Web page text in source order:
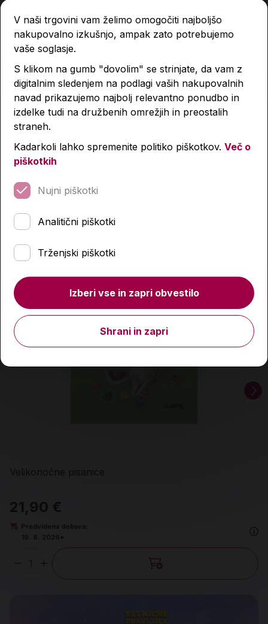
Tina in medvedja moč
18,95 €
Izdelka trenutno ni na zalogi.
Podobni izdelki
Velikonočne pisanice
21,90 €
Predvidena dobava:
19. 8. 2026*
Količina
V naši trgovini vam želimo omogočiti najboljšo
nakupovalno izkušnjo, ampak zato potrebujemo
vaše soglasje.
S klikom na gumb "dovolim" se strinjate, da vam z
digitalnim sledenjem na podlagi vaših nakupovalnih
navad prikazujemo najbolj relevantno ponudbo in
izdelke tudi na družbenih omrežjih in preostalih
straneh.
Kadarkoli lahko spremenite politiko piškotkov. Več o
piškotkih
Nujni piškotki
Analitični piškotki
Trženjski piškotki
Izberi vse in zapri obvestilo
Shrani in zapri